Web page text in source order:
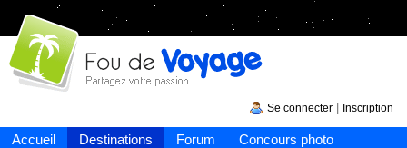
Accueil Destinations Forum Concours photo
Fou devoyage
Se connecter Inscription